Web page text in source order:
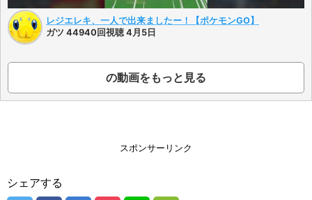
レジエレキ、一人で出来ましたー！【ポケモンGO】
ガツ 44940回視聴 4月5日
の動画をもっと見る
スポンサーリンク
シェアする